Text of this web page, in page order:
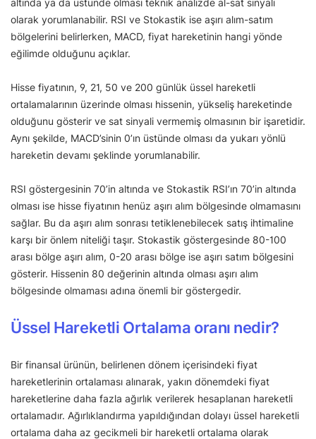
olarak yorumlanabilir. RSI ve Stokastik ise aşırı alım-satım
bölgelerini belirlerken, MACD, fiyat hareketinin hangi yönde
eğilimde olduğunu açıklar.
Hisse fiyatının, 9, 21, 50 ve 200 günlük üssel hareketli
ortalamalarının üzerinde olması hissenin, yükseliş hareketinde
olduğunu gösterir ve sat sinyali vermemiş olmasının bir işaretidir.
Aynı şekilde, MACD’sinin 0’ın üstünde olması da yukarı yönlü
hareketin devamı şeklinde yorumlanabilir.
RSI göstergesinin 70’in altında ve Stokastik RSI’ın 70’in altında
olması ise hisse fiyatının henüz aşırı alım bölgesinde olmamasını
sağlar. Bu da aşırı alım sonrası tetiklenebilecek satış ihtimaline
karşı bir önlem niteliği taşır. Stokastik göstergesinde 80-100
arası bölge aşırı alım, 0-20 arası bölge ise aşırı satım bölgesini
gösterir. Hissenin 80 değerinin altında olması aşırı alım
bölgesinde olmaması adına önemli bir göstergedir.
Üssel Hareketli Ortalama oranı nedir?
Bir finansal ürünün, belirlenen dönem içerisindeki fiyat
hareketlerinin ortalaması alınarak, yakın dönemdeki fiyat
hareketlerine daha fazla ağırlık verilerek hesaplanan hareketli
ortalamadır. Ağırlıklandırma yapıldığından dolayı üssel hareketli
ortalama daha az gecikmeli bir hareketli ortalama olarak